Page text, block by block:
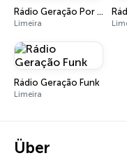
Rádio Geração Por Amor
Limeira
Rádio Geração Funk
Limeira
Über